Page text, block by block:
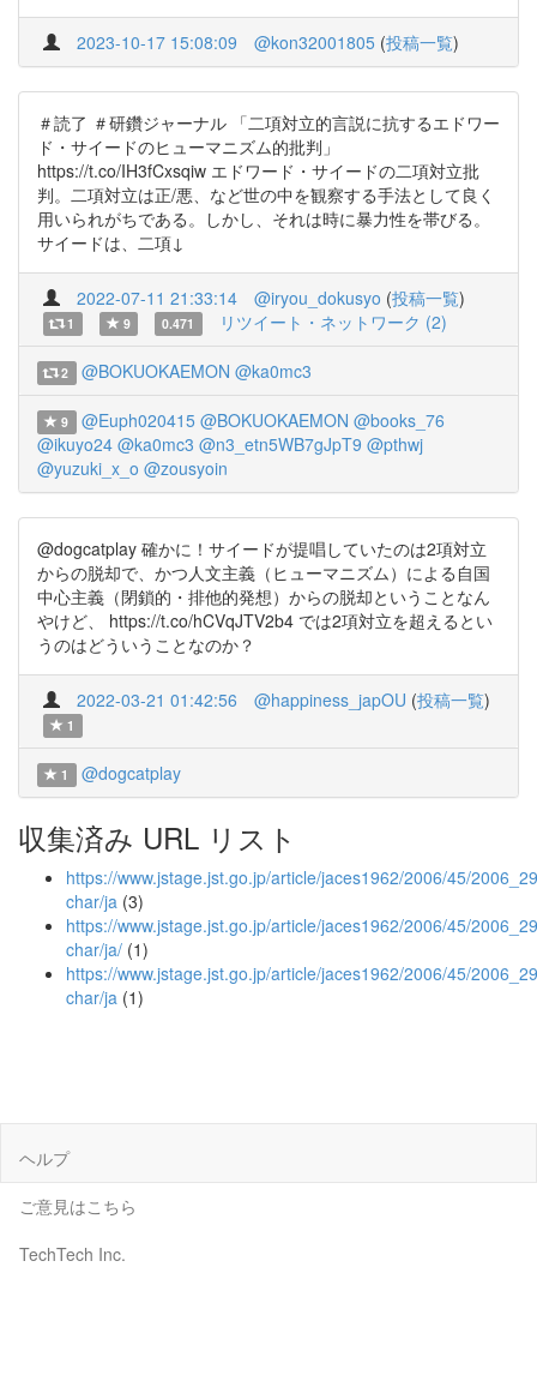
2023-10-17 15:08:09 @kon32001805 (投稿一覧)
＃読了 ＃研鑽ジャーナル 「二項対立的言説に抗するエドワー
ド・サイードのヒューマニズム的批判」
https://t.co/IH3fCxsqiw エドワード・サイードの二項対立批
判。二項対立は正/悪、など世の中を観察する手法として良く
用いられがちである。しかし、それは時に暴力性を帯びる。
サイードは、二項↓
2022-07-11 21:33:14 @iryou_dokusyo (投稿一覧)
1 9 0.471 リツイート・ネットワーク (2)
2 @BOKUOKAEMON @ka0mc3
9 @Euph020415 @BOKUOKAEMON @books_76
@ikuyo24 @ka0mc3 @n3_etn5WB7gJpT9 @pthwj
@yuzuki_x_o @zousyoin
@dogcatplay 確かに！サイードが提唱していたのは2項対立
からの脱却で、かつ人文主義（ヒューマニズム）による自国
中心主義（閉鎖的・排他的発想）からの脱却ということなん
やけど、 https://t.co/hCVqJTV2b4 では2項対立を超えるとい
うのはどういうことなのか？
2022-03-21 01:42:56 @happiness_japOU (投稿一覧)
1
1 @dogcatplay
収集済み URL リスト
https://www.jstage.jst.go.jp/article/jaces1962/2006/45/
char/ja (3)
https://www.jstage.jst.go.jp/article/jaces1962/2006/45/
char/ja/ (1)
https://www.jstage.jst.go.jp/article/jaces1962/2006/45/
char/ja (1)
ヘルプ
ご意見はこちら
TechTech Inc.